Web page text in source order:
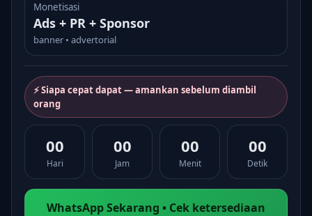
Monetisasi
Ads + PR + Sponsor
banner • advertorial
⚡ Siapa cepat dapat — amankan sebelum diambil
orang
00
Hari
00
Jam
00
Menit
00
Detik
WhatsApp Sekarang • Cek ketersediaan